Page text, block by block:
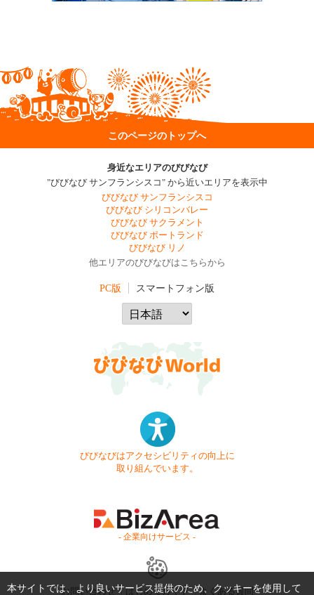
このページのトップへ
身近なエリアのびびなび
"びびなび サンフランシスコ" から近いエリアを表示中
びびなび サンフランシスコ
びびなび シリコンバレー
びびなび サクラメント
びびなび ポートランド
びびなび リノ
他エリアのびびなびはこちらから
PC版 スマートフォン版
びびなびはアクセシビリティの向上に
取り組んでいます。
- 企業向けサービス -
お問い合わせ はじめてガイド よくある質問
本サイトでは、より良いサービス提供のため、クッキーを使用して